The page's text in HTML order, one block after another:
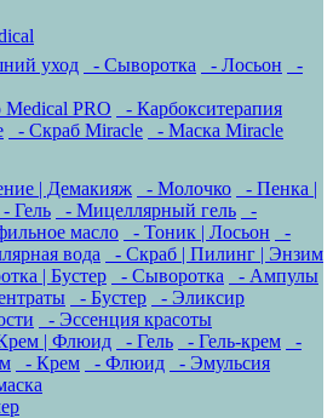
уход
- Сыворотка - Лосьон
-
Medical PRO
- Карбокситерапия
- Скраб Miracle
- Маска Miracle
| Демакияж
- Молочко
- Пенка |
- Гель - Мицеллярный гель
-
масло
- Тоник | Лосьон
-
вода
- Скраб | Пилинг | Энзим
| Бустер
- Сыворотка
- Ампулы
- Бустер
- Эликсир
- Эссенция красоты
| Флюид
- Гель - Гель-крем
-
- Крем - Флюид
- Эмульсия